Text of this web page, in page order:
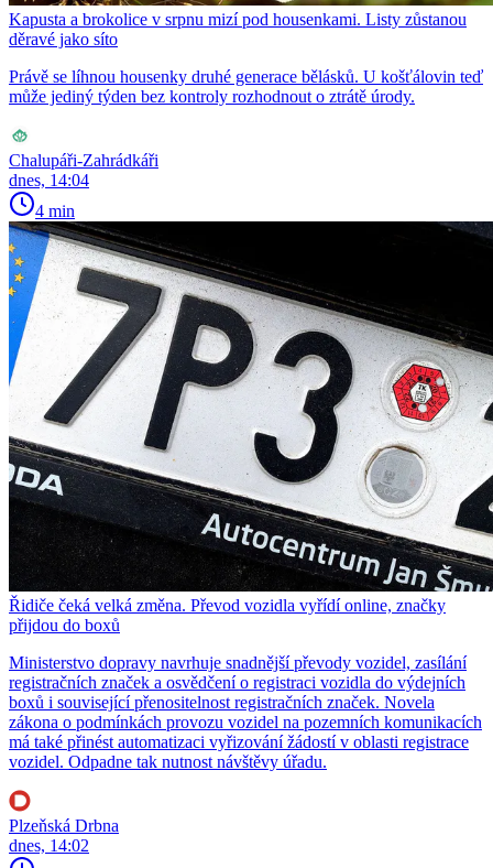
Kapusta a brokolice v srpnu mizí pod housenkami. Listy zůstanou
děravé jako síto
Právě se líhnou housenky druhé generace bělásků. U košťálovin teď
může jediný týden bez kontroly rozhodnout o ztrátě úrody.
Chalupáři-Zahrádkáři
dnes, 14:04
4 min
Řidiče čeká velká změna. Převod vozidla vyřídí online, značky
přijdou do boxů
Ministerstvo dopravy navrhuje snadnější převody vozidel, zasílání
registračních značek a osvědčení o registraci vozidla do výdejních
boxů i související přenositelnost registračních značek. Novela
zákona o podmínkách provozu vozidel na pozemních komunikacích
má také přinést automatizaci vyřizování žádostí v oblasti registrace
vozidel. Odpadne tak nutnost návštěvy úřadu.
Plzeňská Drbna
dnes, 14:02